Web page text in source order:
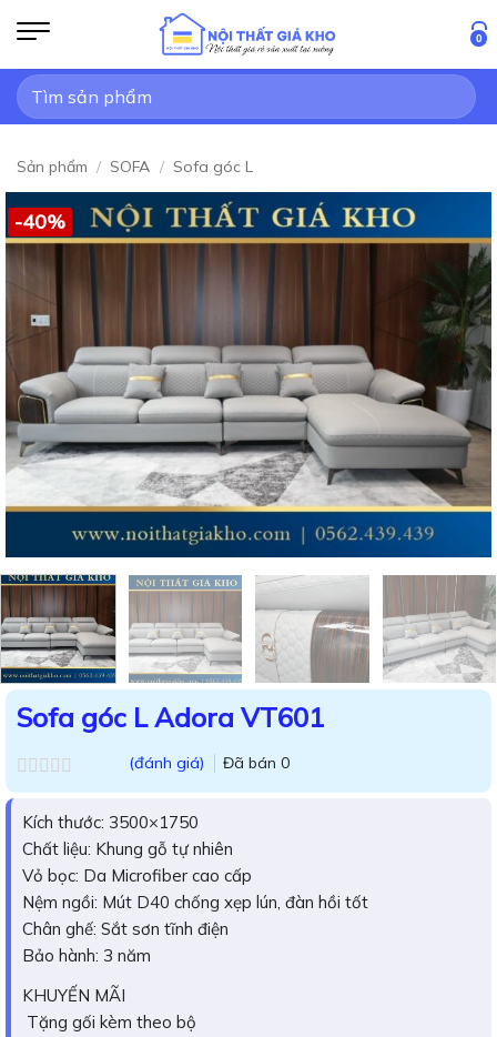
qua
nội
dung
0
Tìm
kiếm:
Sản phẩm / SOFA / Sofa góc L
-40%
Sofa góc L Adora VT601
Được
hạng
0.0
sao
(đánh giá) Đã bán 0
Kích thước: 3500×1750
Chất liệu: Khung gỗ tự nhiên
Vỏ bọc: Da Microfiber cao cấp
Nệm ngồi: Mút D40 chống xẹp lún, đàn hồi tốt
Chân ghế: Sắt sơn tĩnh điện
Bảo hành: 3 năm
KHUYẾN MÃI
Tặng gối kèm theo bộ